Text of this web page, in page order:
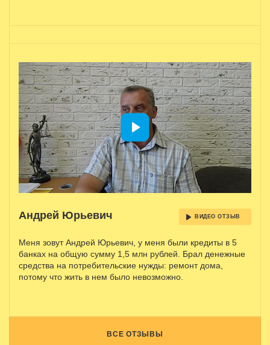
Андрей Юрьевич ВИДЕО ОТЗЫВ
Меня зовут Андрей Юрьевич, у меня были кредиты в 5
банках на общую сумму 1,5 млн рублей. Брал денежные
средства на потребительские нужды: ремонт дома,
потому что жить в нем было невозможно.
ВСЕ ОТЗЫВЫ